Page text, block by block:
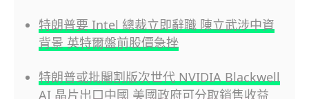
特朗普要 Intel 總裁立即辭職 陳立武涉中資
背景 英特爾盤前股價急挫
特朗普或批閹割版次世代 NVIDIA Blackwell
AI 晶片出口中國 美國政府可分取銷售收益